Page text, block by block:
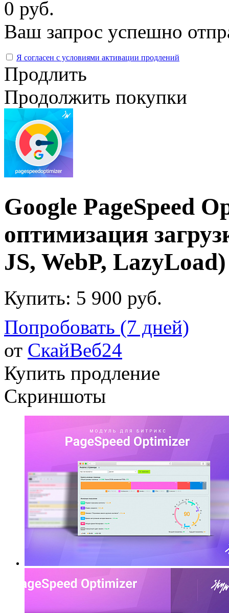
0 руб.
Ваш запрос успешно
Я согласен с условиями активации продлений
Продлить
Продолжить покупки
Google PageSpeed
оптимизация
JS, WebP, LazyLoad)
Купить: 5 900 руб.
Попробовать (7 дней)
от СкайВеб24
Купить продление
Скриншоты